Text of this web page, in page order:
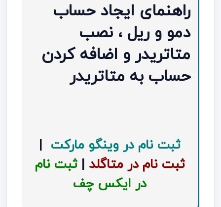
راهنمای ایجاد حساب
دمو و ریل ، نصب
متاتریدر و اضافه کردن
حساب به متاتریدر
ثبت نام در وینگو مارکت |
ثبت نام در متاگلد |ثبت نام
در ایکس چف